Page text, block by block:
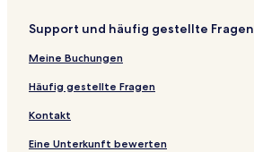
Support und häufig gestellte Fragen
Meine Buchungen
Häufig gestellte Fragen
Kontakt
Eine Unterkunft bewerten